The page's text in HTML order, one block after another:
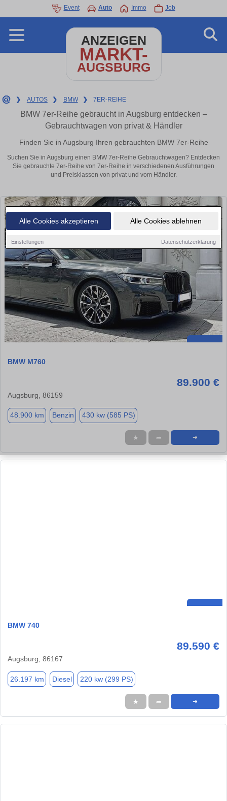
Alle Cookies akzeptieren Alle Cookies ablehnen
Einstellungen Datenschutzerklärung
Event Auto Immo Job
ANZEIGEN
MARKT-
AUGSBURG
❯ AUTOS ❯ BMW ❯ 7ER-REIHE
BMW 7er-Reihe gebraucht in Augsburg entdecken –
Gebrauchtwagen von privat & Händler
Finden Sie in Augsburg Ihren gebrauchten BMW 7er-Reihe
Suchen Sie in Augsburg einen BMW 7er-Reihe Gebrauchtwagen? Entdecken
Sie gebrauchte 7er-Reihe von 7er-Reihe in verschiedenen Ausführungen
und Preisklassen von privat und vom Händler.
BMW M760
89.900 €
Augsburg, 86159
48.900 km Benzin 430 kw (585 PS)
★ ➦ ➜
BMW 740
89.590 €
Augsburg, 86167
26.197 km Diesel 220 kw (299 PS)
★ ➦ ➜